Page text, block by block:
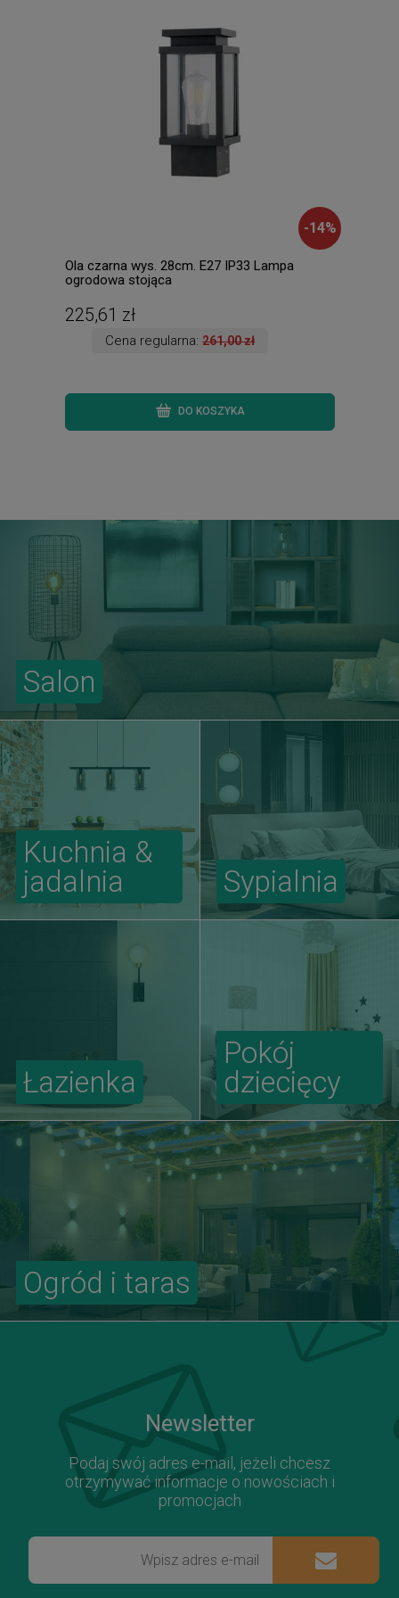
-14%
Ola czarna wys. 28cm. E27 IP33 Lampa
ogrodowa stojąca
225,61 zł
Cena regularna:261,00 zł
DO KOSZYKA
Salon
Kuchnia &
jadalnia
Sypialnia
Ogród i taras
Łazienka
Pokój
dziecięcy
Newsletter
Podaj swój adres e-mail, jeżeli chcesz
otrzymywać informacje o nowościach i
promocjach